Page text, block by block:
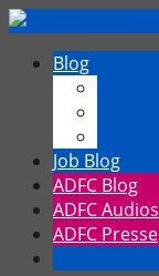
Blog
Job Blog
ADFC Blog
ADFC Audios
ADFC Presse